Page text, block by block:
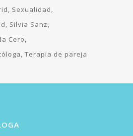
Sexualidad
Silvia Sanz
Cero
Terapia de pareja